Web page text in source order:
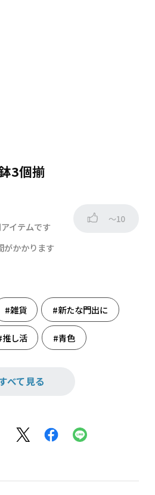
3個揃
イテムです
～10
がかかります
#雑貨 #新たな門出に
推し活 #青色
べて見る